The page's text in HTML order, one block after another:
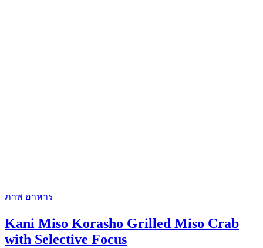
ภาพ อาหาร
Kani Miso Korasho Grilled Miso Crab
with Selective Focus